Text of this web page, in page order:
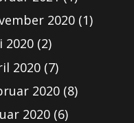
2020(1)
2020(2)
2020(7)
2020(8)
2020(6)